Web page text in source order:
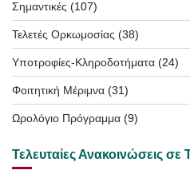
Σημαντικές (107)
Τελετές Ορκωμοσίας (38)
Υποτροφίες-Κληροδοτήματα (24)
Φοιτητική Μέριμνα (31)
Ωρολόγιο Πρόγραμμα (9)
Τελευταίες Ανακοινώσεις σε